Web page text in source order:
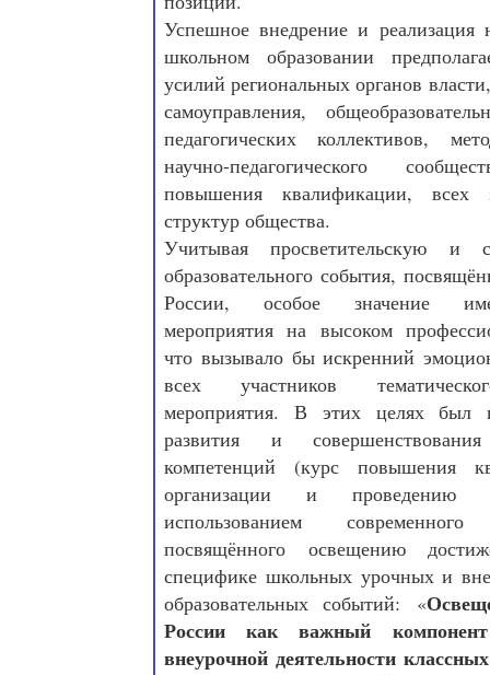
Успешное внедрение и реализация
школьном образовании
усилий региональных органов
самоуправления,
педагогических коллективов,
научно-педагогического
повышения квалификации, всех
структур общества.
Учитывая просветительскую и
образовательного события,
России, особое значение
мероприятия на высоком
что вызывало бы искренний
всех участников
мероприятия. В этих целях был
развития и совершенствования
компетенций (курс повышения
организации и проведению
использованием современного
посвящённого освещению
специфике школьных урочных и
образовательных событий: «
России как важный
внеурочной деятельности